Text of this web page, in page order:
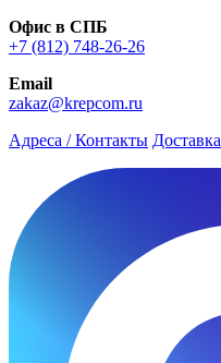
Офис в СПБ
+7 (812) 748‑26-26
Email
zakaz@krepcom.ru
Адреса / Контакты Доставка